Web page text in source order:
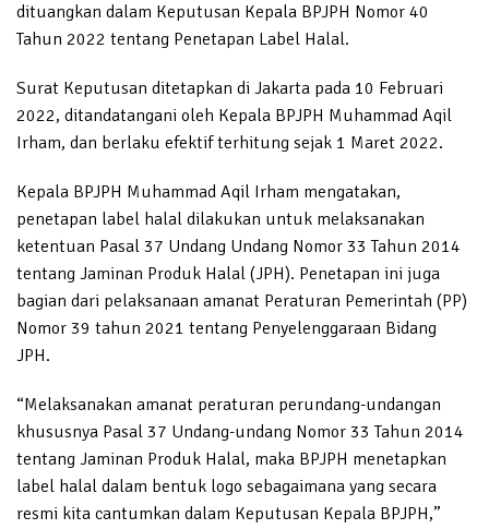
dituangkan dalam Keputusan Kepala BPJPH Nomor 40
Tahun 2022 tentang Penetapan Label Halal.
Surat Keputusan ditetapkan di Jakarta pada 10 Februari
2022, ditandatangani oleh Kepala BPJPH Muhammad Aqil
Irham, dan berlaku efektif terhitung sejak 1 Maret 2022.
Kepala BPJPH Muhammad Aqil Irham mengatakan,
penetapan label halal dilakukan untuk melaksanakan
ketentuan Pasal 37 Undang Undang Nomor 33 Tahun 2014
tentang Jaminan Produk Halal (JPH). Penetapan ini juga
bagian dari pelaksanaan amanat Peraturan Pemerintah (PP)
Nomor 39 tahun 2021 tentang Penyelenggaraan Bidang
JPH.
“Melaksanakan amanat peraturan perundang-undangan
khususnya Pasal 37 Undang-undang Nomor 33 Tahun 2014
tentang Jaminan Produk Halal, maka BPJPH menetapkan
label halal dalam bentuk logo sebagaimana yang secara
resmi kita cantumkan dalam Keputusan Kepala BPJPH,”